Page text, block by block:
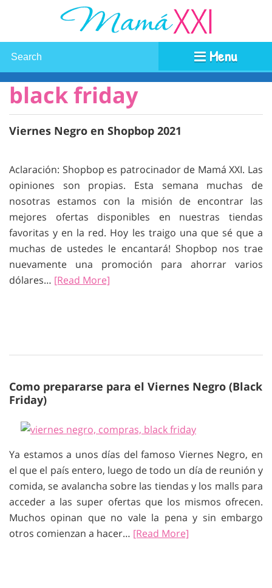
Menu
black friday
Viernes Negro en Shopbop 2021
Aclaración: Shopbop es patrocinador de Mamá XXI. Las
opiniones son propias. Esta semana muchas de
nosotras estamos con la misión de encontrar las
mejores ofertas disponibles en nuestras tiendas
favoritas y en la red. Hoy les traigo una que sé que a
muchas de ustedes le encantará! Shopbop nos trae
nuevamente una promoción para ahorrar varios
dólares… [Read More]
Como prepararse para el Viernes Negro (Black
Friday)
Ya estamos a unos días del famoso Viernes Negro, en
el que el país entero, luego de todo un día de reunión y
comida, se avalancha sobre las tiendas y los malls para
acceder a las super ofertas que los mismos ofrecen.
Muchos opinan que no vale la pena y sin embargo
otros comienzan a hacer… [Read More]